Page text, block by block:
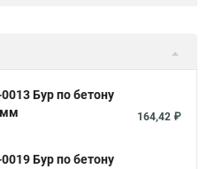
Бур по бетону
мм
164,42 ₽
Бур по бетону